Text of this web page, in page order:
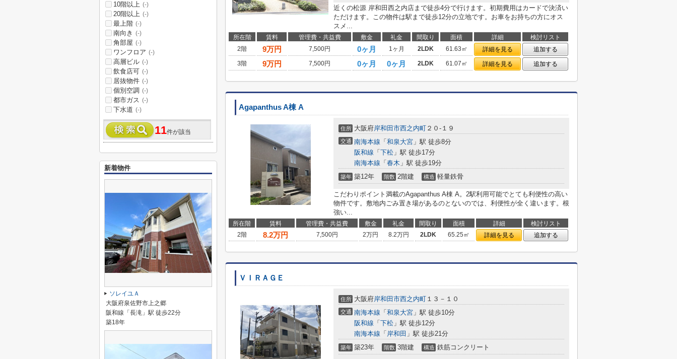
近くの松源 岸和田西之内店まで徒歩4分で行けます。初期費用はカードで決済い
ただけます。この物件は駅まで徒歩12分の立地です。お車をお持ちの方にオス
スメ...
所在階 賃料 管理費・共益費 敷金 礼金 間取り 面積 詳細
検討リスト
2階
9万円 7,500円 0ヶ月 1ヶ月 2LDK 61.63㎡ 詳細を見る
追加する
3階
9万円 7,500円 0ヶ月 0ヶ月 2LDK 61.07㎡ 詳細を見る 追加する
Agapanthus A棟 A
住所 大阪府岸和田市西之内町 ２０-１９
交通 南海本線 「 和泉大宮 」駅 徒歩8分
阪和線 「 下松 」駅 徒歩17分
南海本線 「 春木 」駅 徒歩19分
築年 築12年 階数 2階建 構造 軽量鉄骨
こだわりポイント満載のAgapanthus A棟 A。2駅利用可能でとても利便性の高い
物件です。敷地内ごみ置き場があるのとないのでは、利便性が全く違います。根
強い...
所在階 賃料 管理費・共益費 敷金 礼金 間取り 面積 詳細
検討リスト
2階
8.2万円 7,500円 2万円 8.2万円 2LDK 65.25㎡ 詳細を見る 追加する
ＶＩＲＡＧＥ
住所 大阪府岸和田市西之内町 １３－１０
交通 南海本線 「 和泉大宮 」駅 徒歩10分
阪和線 「 下松 」駅 徒歩12分
南海本線 「 岸和田 」駅 徒歩21分
築年 築23年 階数 3階建 構造 鉄筋コンクリート
10階以上 (-)
20階以上 (-)
最上階 (-)
南向き (-)
角部屋 (-)
ワンフロア (-)
高層ビル (-)
飲食店可 (-)
居抜物件 (-)
個別空調 (-)
都市ガス (-)
下水道 (-)
11件が該当
新着物件
ソレイユＡ
大阪府泉佐野市上之郷
阪和線「長滝」駅 徒歩22分
築18年